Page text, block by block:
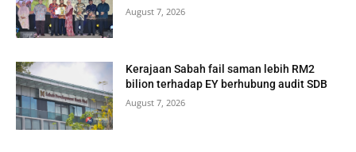
August 7, 2026
Kerajaan Sabah fail saman lebih RM2
bilion terhadap EY berhubung audit SDB
August 7, 2026